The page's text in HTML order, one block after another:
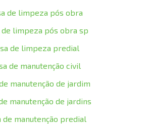
de limpeza pós obra
de limpeza pós obra sp
de limpeza predial
de manutenção civil
manutenção de jardim
manutenção de jardins
de manutenção predial